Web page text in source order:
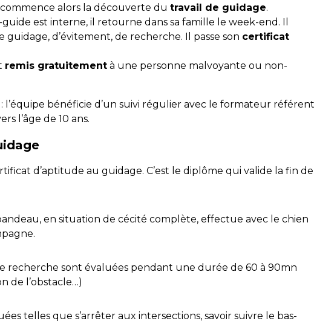
alors la découverte du travail de guidage.
guide est interne, il retourne dans sa famille le week-end. Il
d’évitement, de recherche. Il passe son certificat
remis gratuitement à une personne malvoyante ou non-
: l’équipe bénéficie d’un suivi régulier avec le formateur
l’âge de 10 ans.
d’aptitude au guidage. C’est le diplôme qui valide la fin de
en situation de cécité complète, effectue avec le chien
recherche sont évaluées pendant une durée de 60 à 90mn
de l’obstacle…)
telles que s’arrêter aux intersections, savoir suivre le bas-